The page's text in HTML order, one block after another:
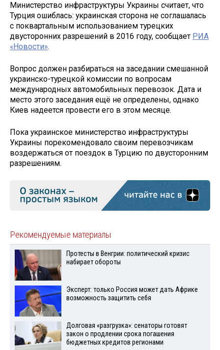
Министерство инфраструктуры Украины считает, что
Турция ошиблась: украинская сторона не соглашалась
с поквартальным использованием турецких
двусторонних разрешений в 2016 году, сообщает РИА
«Новости».
Вопрос должен разбираться на заседании смешанной
украинско-турецкой комиссии по вопросам
международных автомобильных перевозок. Дата и
место этого заседания ещё не определены, однако
Киев надеется провести его в этом месяце.
Пока украинское министерство инфраструктуры
Украины порекомендовало своим перевозчикам
воздержаться от поездок в Турцию по двусторонним
разрешениям.
Рекомендуемые материалы
Протесты в Венгрии: политический кризис
набирает обороты
Эксперт: только Россия может дать Африке
возможность защитить себя
Долговая «разгрузка»: сенаторы готовят
закон о продлении срока погашения
бюджетных кредитов регионами